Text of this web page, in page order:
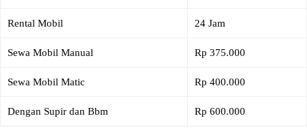
Rental Mobil 24 Jam
Sewa Mobil Manual Rp 375.000
Sewa Mobil Matic Rp 400.000
Dengan Supir dan Bbm Rp 600.000